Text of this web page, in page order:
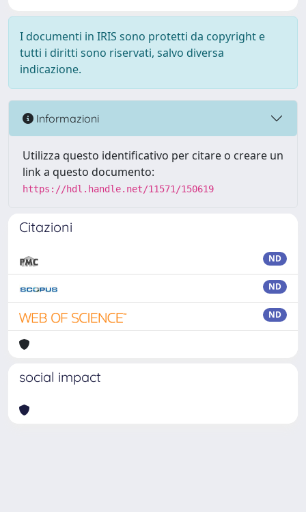
I documenti in IRIS sono protetti da copyright e
tutti i diritti sono riservati, salvo diversa
indicazione.
Informazioni
Utilizza questo identificativo per citare o creare un
link a questo documento:
https://hdl.handle.net/11571/150619
Citazioni
ND
ND
ND
social impact